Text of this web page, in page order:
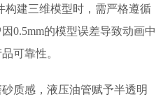
构建三维模型时，需严格遵循
0.5mm的模型误差导致动画中
可靠性。
质感，液压油管赋予半透明